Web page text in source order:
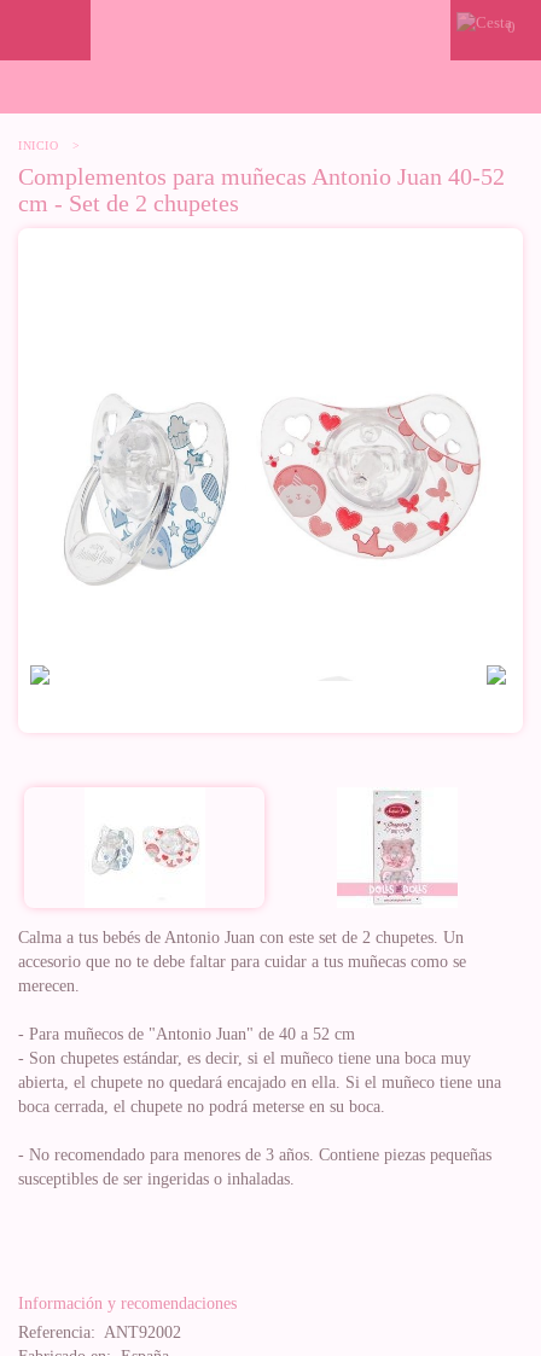
0
INICIO >
Complementos para muñecas Antonio Juan 40-52
cm - Set de 2 chupetes
Calma a tus bebés de Antonio Juan con este set de 2 chupetes. Un
accesorio que no te debe faltar para cuidar a tus muñecas como se
merecen.
- Para muñecos de "Antonio Juan" de 40 a 52 cm
- Son chupetes estándar, es decir, si el muñeco tiene una boca muy
abierta, el chupete no quedará encajado en ella. Si el muñeco tiene una
boca cerrada, el chupete no podrá meterse en su boca.
- No recomendado para menores de 3 años. Contiene piezas pequeñas
susceptibles de ser ingeridas o inhaladas.
Información y recomendaciones
Referencia: ANT92002